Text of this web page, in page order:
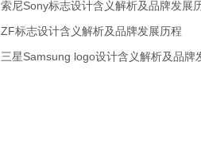
索尼Sony标志设计含义解析及品牌发展
ZF标志设计含义解析及品牌发展历程
三星Samsung logo设计含义解析及品牌